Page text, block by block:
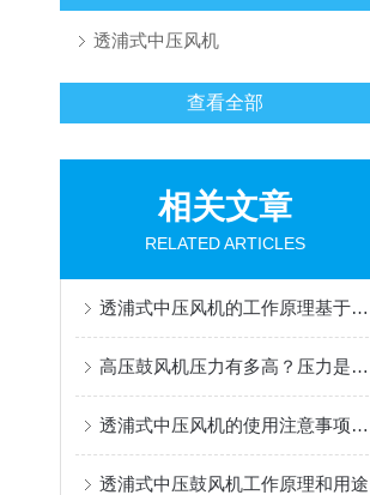
透浦式中压风机
查看全部
相关文章
RELATED ARTICLES
透浦式中压风机的工作原理基于离心力和动能转换
高压鼓风机压力有多高？压力是由什么决定的
透浦式中压风机的使用注意事项是怎样的？
透浦式中压鼓风机工作原理和用途